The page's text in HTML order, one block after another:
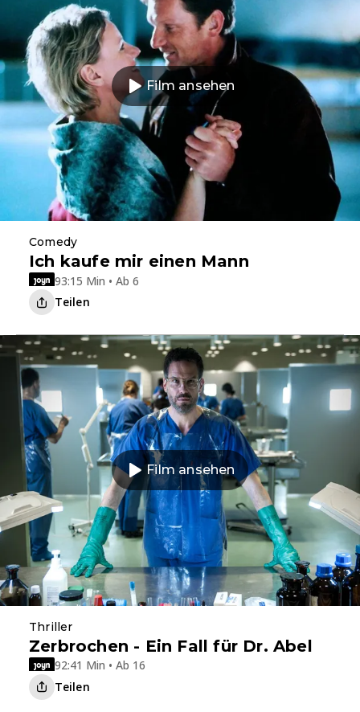
Film ansehen
Comedy
Ich kaufe mir einen Mann
93:15 Min • Ab 6
Teilen
Film ansehen
Thriller
Zerbrochen - Ein Fall für Dr. Abel
92:41 Min • Ab 16
Teilen